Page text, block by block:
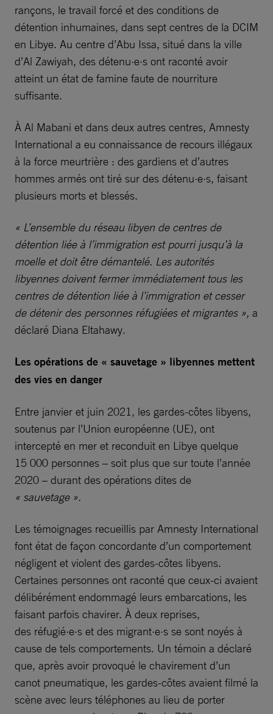
rançons, le travail forcé et des conditions de
détention inhumaines, dans sept centres de la DCIM
en Libye. Au centre d’Abu Issa, situé dans la ville
d’Al Zawiyah, des détenu·e·s ont raconté avoir
atteint un état de famine faute de nourriture
suffisante.
À Al Mabani et dans deux autres centres, Amnesty
International a eu connaissance de recours illégaux
à la force meurtrière : des gardiens et d’autres
hommes armés ont tiré sur des détenu·e·s, faisant
plusieurs morts et blessés.
« L’ensemble du réseau libyen de centres de
détention liée à l’immigration est pourri jusqu’à la
moelle et doit être démantelé. Les autorités
libyennes doivent fermer immédiatement tous les
centres de détention liée à l’immigration et cesser
de détenir des personnes réfugiées et migrantes », a
déclaré Diana Eltahawy.
Les opérations de « sauvetage » libyennes mettent
des vies en danger
Entre janvier et juin 2021, les gardes-côtes libyens,
soutenus par l’Union européenne (UE), ont
intercepté en mer et reconduit en Libye quelque
15 000 personnes – soit plus que sur toute l’année
2020 – durant des opérations dites de
« sauvetage ».
Les témoignages recueillis par Amnesty International
font état de façon concordante d’un comportement
négligent et violent des gardes-côtes libyens.
Certaines personnes ont raconté que ceux-ci avaient
délibérément endommagé leurs embarcations, les
faisant parfois chavirer. À deux reprises,
des réfugié·e·s et des migrant·e·s se sont noyés à
cause de tels comportements. Un témoin a déclaré
que, après avoir provoqué le chavirement d’un
canot pneumatique, les gardes-côtes avaient filmé la
scène avec leurs téléphones au lieu de porter